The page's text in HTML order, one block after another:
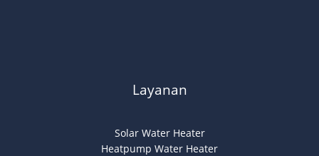
Layanan
Solar Water Heater
Heatpump Water Heater